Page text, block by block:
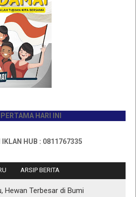
HARI INI
HUB : 0811767335
ARSIP BERITA
Hewan Terbesar di Bumi